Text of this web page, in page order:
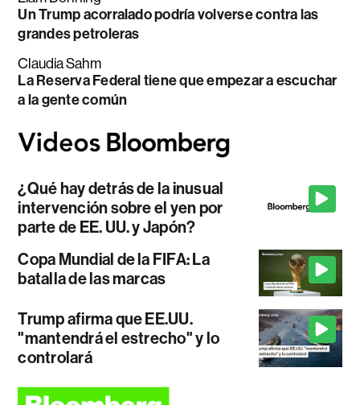
Un Trump acorralado podría volverse contra las
grandes petroleras
Claudia Sahm
La Reserva Federal tiene que empezar a escuchar
a la gente común
¿Qué hay detrás de la inusual
intervención sobre el yen por
parte de EE. UU. y Japón?
Copa Mundial de la FIFA: La
batalla de las marcas
Trump afirma que EE.UU.
"mantendrá el estrecho" y lo
controlará